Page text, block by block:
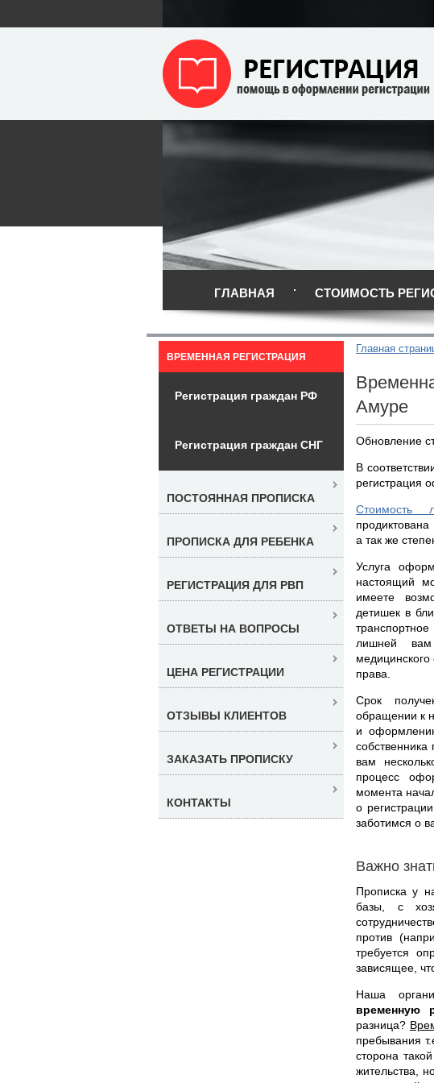
ГЛАВНАЯ СТОИМОСТЬ
Главная
Амуре
Обновление
В
регистрация
Стоимость
а так же
Услуга
настоящий
имеете
детишек в
лишней вам
права.
Срок
обращении к
и
вам
процесс
момента
о
заботимся о
Важно
Прописка у
базы, с
против
требуется
зависящее,
Наша
временную
разница?
пребывания
сторона
жительства,
ВРЕМЕННАЯ РЕГИСТРАЦИЯ
Регистрация граждан РФ
Регистрация граждан СНГ
ПОСТОЯННАЯ ПРОПИСКА
ПРОПИСКА ДЛЯ РЕБЕНКА
РЕГИСТРАЦИЯ ДЛЯ РВП
ОТВЕТЫ НА ВОПРОСЫ
ЦЕНА РЕГИСТРАЦИИ
ОТЗЫВЫ КЛИЕНТОВ
ЗАКАЗАТЬ ПРОПИСКУ
КОНТАКТЫ